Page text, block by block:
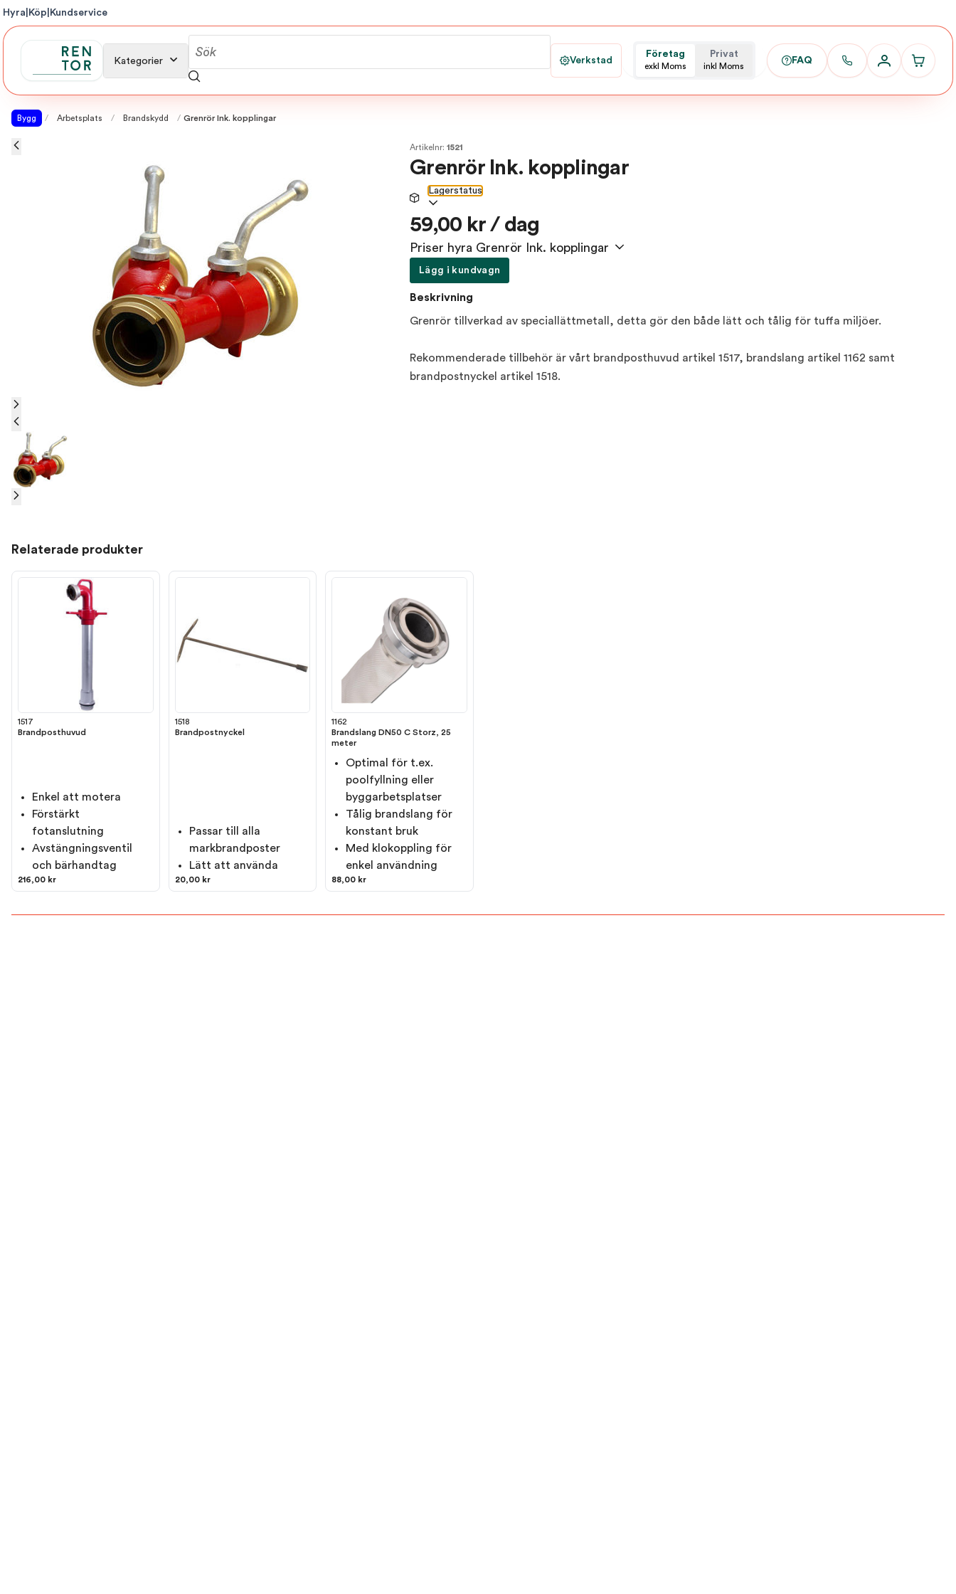
Hyra Köp Kundservice
Kategorier Verkstad
Företag
exkl Moms
Privat
inkl Moms
FAQ
Bygg / Arbetsplats / Brandskydd / Grenrör Ink. kopplingar
Artikelnr: 1521
Grenrör Ink. kopplingar
Lagerstatus
59,00 kr / dag
Priser hyra Grenrör Ink. kopplingar
Lägg i kundvagn
Beskrivning
Grenrör tillverkad av speciallättmetall, detta gör den både lätt och tålig för tuffa miljöer.
Rekommenderade tillbehör är vårt brandposthuvud artikel 1517, brandslang artikel 1162 samt
brandpostnyckel artikel 1518.
Relaterade produkter
1517
Brandposthuvud
Enkel att motera
Förstärkt
fotanslutning
Avstängningsventil
och bärhandtag
216,00 kr
1518
Brandpostnyckel
Passar till alla
markbrandposter
Lätt att använda
20,00 kr
1162
Brandslang DN50 C Storz, 25
meter
Optimal för t.ex.
poolfyllning eller
byggarbetsplatser
Tålig brandslang för
konstant bruk
Med klokoppling för
enkel användning
88,00 kr